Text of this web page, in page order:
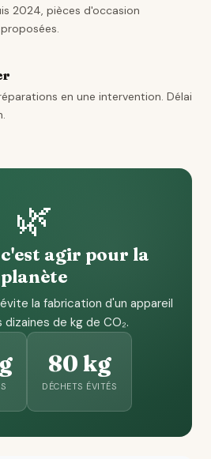
2024, pièces d'occasion
en une intervention. Délai
🌿
agir pour la
planète
la fabrication d'un appareil
de kg de CO₂.
80 kg
DÉCHETS ÉVITÉS